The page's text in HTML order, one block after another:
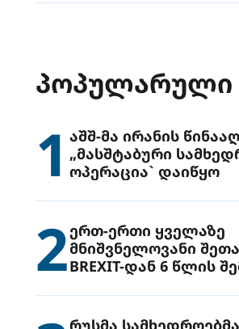
ᲞᲝᲞᲣᲚᲐᲠᲣᲚᲘ
1 აშშ-მა ირანის
„მასშტაბური
ოპერაცია` დაიწყო
2ერთ-ერთი ყველაზე
მნიშვნელოვანი
BREXIT-დან 6 წლის
რუსმა